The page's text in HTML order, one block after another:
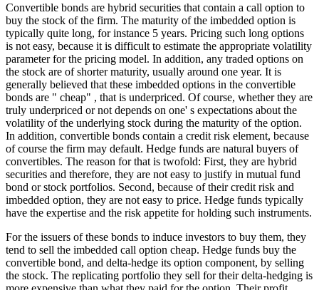
Convertible bonds are hybrid securities that contain a call option to
buy the stock of the firm. The maturity of the imbedded option is
typically quite long, for instance 5 years. Pricing such long options
is not easy, because it is difficult to estimate the appropriate volatility
parameter for the pricing model. In addition, any traded options on
the stock are of shorter maturity, usually around one year. It is
generally believed that these imbedded options in the convertible
bonds are " cheap" , that is underpriced. Of course, whether they are
truly underpriced or not depends on one' s expectations about the
volatility of the underlying stock during the maturity of the option.
In addition, convertible bonds contain a credit risk element, because
of course the firm may default. Hedge funds are natural buyers of
convertibles. The reason for that is twofold: First, they are hybrid
securities and therefore, they are not easy to justify in mutual fund
bond or stock portfolios. Second, because of their credit risk and
imbedded option, they are not easy to price. Hedge funds typically
have the expertise and the risk appetite for holding such instruments.
For the issuers of these bonds to induce investors to buy them, they
tend to sell the imbedded call option cheap. Hedge funds buy the
convertible bond, and delta-hedge its option component, by selling
the stock. The replicating portfolio they sell for their delta-hedging is